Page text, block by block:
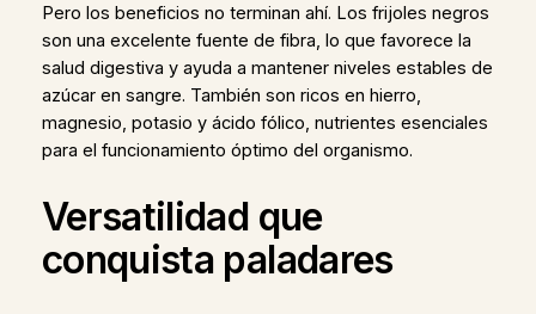
Pero los beneficios no terminan ahí. Los frijoles negros
son una excelente fuente de fibra, lo que favorece la
salud digestiva y ayuda a mantener niveles estables de
azúcar en sangre. También son ricos en hierro,
magnesio, potasio y ácido fólico, nutrientes esenciales
para el funcionamiento óptimo del organismo.
Versatilidad que
conquista paladares